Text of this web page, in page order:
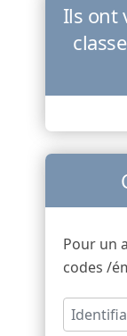
Ils ont
Pour un
codes /